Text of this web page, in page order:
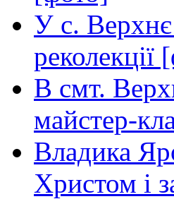
У с. Верхнє
реколекції
В смт.
майстер-
Владика
Христом і